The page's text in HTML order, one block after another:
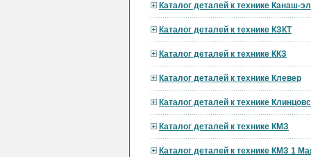
Каталог деталей к технике Канаш-
Каталог деталей к технике КЗКТ
Каталог деталей к технике ККЗ
Каталог деталей к технике Клевер
Каталог деталей к технике
Каталог деталей к технике КМЗ
Каталог деталей к технике КМЗ 1